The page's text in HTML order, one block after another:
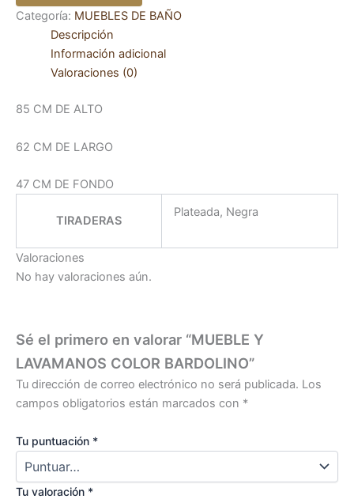
Categoría: MUEBLES DE BAÑO
Descripción
Información adicional
Valoraciones (0)
85 CM DE ALTO
62 CM DE LARGO
47 CM DE FONDO
TIRADERAS
Plateada, Negra
Valoraciones
No hay valoraciones aún.
Sé el primero en valorar “MUEBLE Y
LAVAMANOS COLOR BARDOLINO”
Tu dirección de correo electrónico no será publicada. Los
campos obligatorios están marcados con *
Tu puntuación *
Tu valoración *